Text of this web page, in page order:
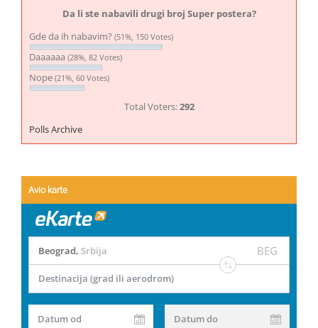
Da li ste nabavili drugi broj Super postera?
Gde da ih nabavim? (51%, 150 Votes)
Daaaaaa (28%, 82 Votes)
Nope (21%, 60 Votes)
Total Voters:292
Polls Archive
Avio karte
Beograd, Srbija BEG
Destinacija (grad ili aerodrom)
Datum od Datum do